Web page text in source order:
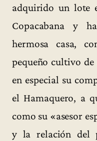
adquirido un lote
Copacabana y
hermosa casa,
pequeño cultivo
en especial su
el Hamaquero, a
como su «asesor
y la relación del